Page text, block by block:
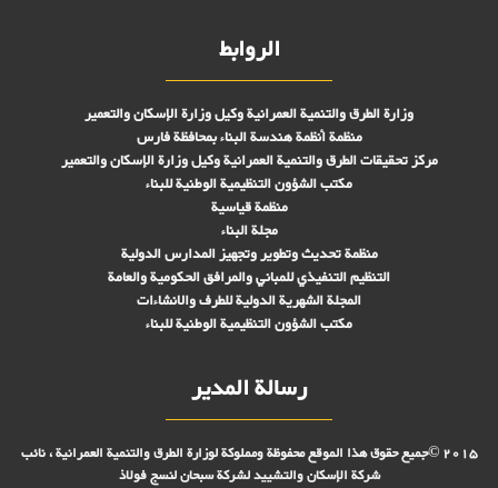
الروابط
وزارة الطرق والتنمية العمرانية وكيل وزارة الإسكان والتعمير
منظمة أنظمة هندسة البناء بمحافظة فارس
مركز تحقیقات الطرق والتنمية العمرانية وكيل وزارة الإسكان والتعمير
مكتب الشؤون التنظيمية الوطنية للبناء
منظمة قياسية
مجلة البناء
منظمة تحديث وتطوير وتجهيز المدارس الدولية
التنظيم التنفيذي للمباني والمرافق الحكومية والعامة
المجلة الشهرية الدولية للطرف والانشاءات
مكتب الشؤون التنظيمية الوطنية للبناء
رسالة المدير
2015 ©جميع حقوق هذا الموقع محفوظة ومملوكة لوزارة الطرق والتنمية العمرانية ، نائب
شركة الإسكان والتشييد لشركة سبحان لنسج فولاذ